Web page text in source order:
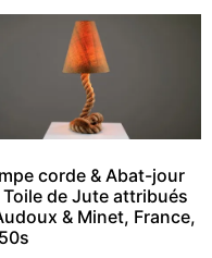
corde & Abat-jour
Toile de Jute attribués
& Minet, France,